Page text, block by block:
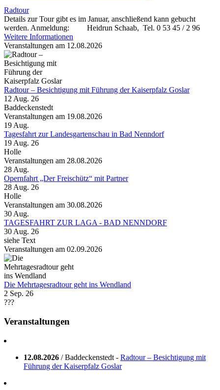
Radtour
Details zur Tour gibt es im Januar, anschließend kann gebucht
werden. Anmeldung: Heidrun Schaab, Tel. 0 53 45 / 2 96
Weitere Informationen
Veranstaltungen am 12.08.2026
Radtour – Besichtigung mit Führung der Kaiserpfalz Goslar
12 Aug. 26
Baddeckenstedt
Veranstaltungen am 19.08.2026
19 Aug.
Tagesfahrt zur Landesgartenschau in Bad Nenndorf
19 Aug. 26
Holle
Veranstaltungen am 28.08.2026
28 Aug.
Opernfahrt „Der Freischütz“ mit Partner
28 Aug. 26
Holle
Veranstaltungen am 30.08.2026
30 Aug.
TAGESFAHRT ZUR LAGA - BAD NENNDORF
30 Aug. 26
siehe Text
Veranstaltungen am 02.09.2026
Die Mehrtagesradtour geht ins Wendland
2 Sep. 26
???
Veranstaltungen
12.08.2026 / Baddeckenstedt - Radtour – Besichtigung mit
Führung der Kaiserpfalz Goslar